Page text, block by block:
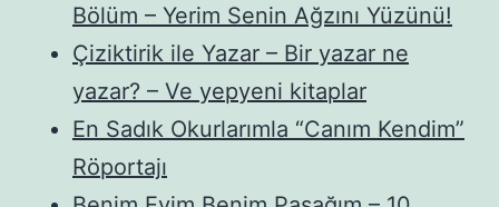
Bölüm – Yerim Senin Ağzını Yüzünü!
Çiziktirik ile Yazar – Bir yazar ne
yazar? – Ve yepyeni kitaplar
En Sadık Okurlarımla “Canım Kendim”
Röportajı